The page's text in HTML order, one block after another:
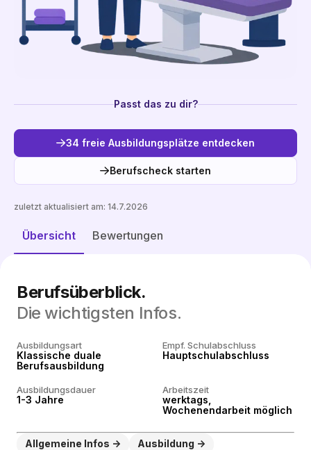
Passt das zu dir?
34 freie Ausbildungsplätze entdecken
Berufscheck starten
Übersicht Bewertungen
zuletzt aktualisiert am: 14.7.2026
Berufsüberblick.
Die wichtigsten Infos.
Ausbildungsart
Klassische duale
Berufsausbildung
Empf. Schulabschluss
Hauptschulabschluss
Ausbildungsdauer
1-3 Jahre
Arbeitszeit
werktags,
Wochenendarbeit möglich
Allgemeine Infos
Ausbildung